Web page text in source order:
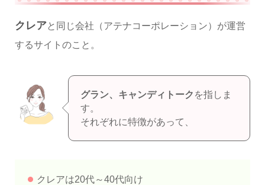
クレアと同じ会社（アテナコーポレーション）が運営
するサイトのこと。
グラン、キャンディトーク を指しま
す。
それぞれに特徴があって、
クレアは20代～40代向け